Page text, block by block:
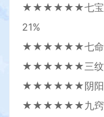
★★★★★★七宝回
21%
★★★★★★七命玄
★★★★★★三纹清
★★★★★★阴阳万
★★★★★★九窍金